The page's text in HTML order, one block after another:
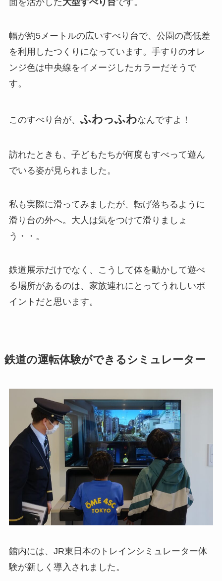
幅が約5メートルの広いすべり台で、公園の高低差
を利用したつくりになっています。手すりのオレ
ンジ色は中央線をイメージしたカラーだそうで
す。
このすべり台が、 ふわっふわなんですよ！
訪れたときも、子どもたちが何度もすべって遊ん
でいる姿が見られました。
私も実際に滑ってみましたが、転げ落ちるように
滑り台の外へ。大人は気をつけて滑りましょ
う・・。
鉄道展示だけでなく、こうして体を動かして遊べ
る場所があるのは、家族連れにとってうれしいポ
イントだと思います。
鉄道の運転体験ができるシミュレーター
館内には、JR東日本のトレインシミュレーター体
験が新しく導入されました。